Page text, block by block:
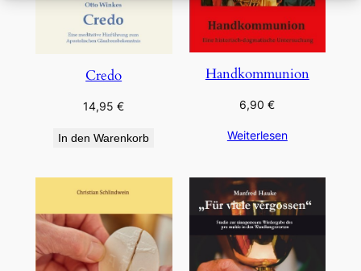
Credo
14,95€
In den Warenkorb
Handkommunion
6,90€
Weiterlesen